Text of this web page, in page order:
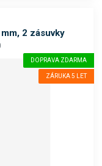
2 zásuvky
DOPRAVA ZDARMA
ZÁRUKA 5 LET